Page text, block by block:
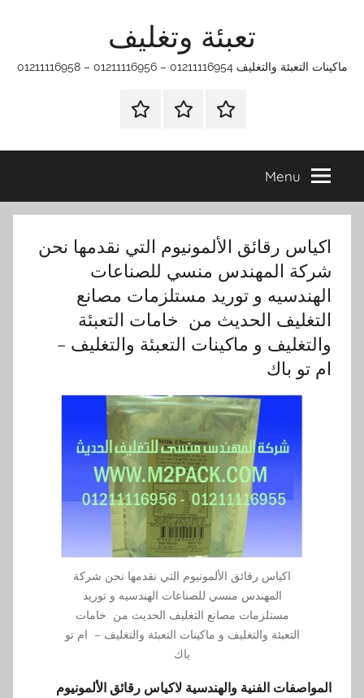
تعبئة وتغليف
ماكينات التعبئة والتغليف 01211116954 – 01211116956 – 01211116958
الرئيسيةماكينات
وتغليف
اتـصـل
في
التي
Menu
اكياس رقائق الألمونيوم التي نقدمها نحن
شركة المهندس منسي للصناعات
الهندسيه و توريد مستلزمات مصانع
التغليف الحديث من خامات التعبئة
والتغليف و ماكينات التعبئة والتغليف –
ام تو باك
اكياس رقائق الألمونيوم التي نقدمها نحن شركة
المهندس منسي للصناعات الهندسيه و توريد
مستلزمات مصانع التغليف الحديث من خامات
التعبئة والتغليف و ماكينات التعبئة والتغليف – ام تو
باك
المواصفات الفنية والهندسية لاكياس رقائق الألمونيوم